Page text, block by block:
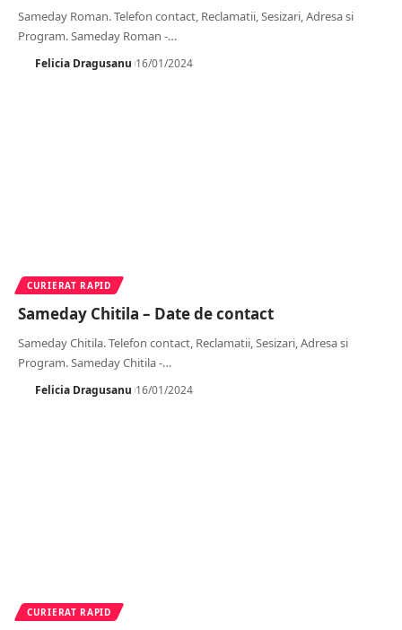
Sameday Roman. Telefon contact, Reclamatii, Sesizari, Adresa si
Program. Sameday Roman -…
Felicia Dragusanu 16/01/2024
CURIERAT RAPID
Sameday Chitila – Date de contact
Sameday Chitila. Telefon contact, Reclamatii, Sesizari, Adresa si
Program. Sameday Chitila -…
Felicia Dragusanu 16/01/2024
CURIERAT RAPID